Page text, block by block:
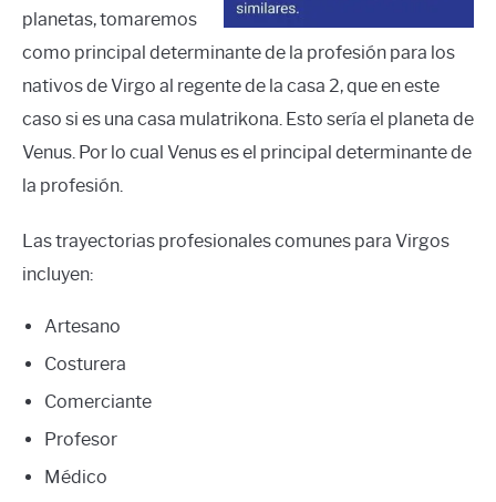
planetas, tomaremos
como principal determinante de la profesión para los
nativos de Virgo al regente de la casa 2, que en este
caso si es una casa mulatrikona. Esto sería el planeta de
Venus. Por lo cual Venus es el principal determinante de
la profesión.
Las trayectorias profesionales comunes para Virgos
incluyen:
Artesano
Costurera
Comerciante
Profesor
Médico